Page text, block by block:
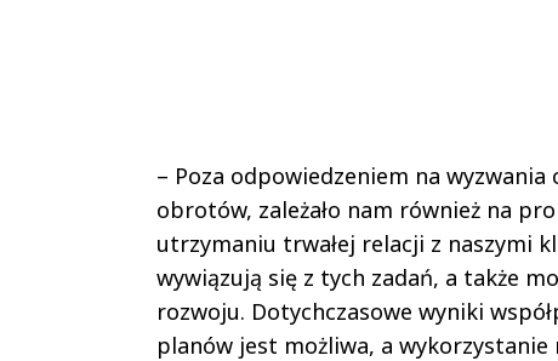
– Poza odpowiedzeniem na
obrotów, zależało nam również na
utrzymaniu trwałej relacji z naszymi
wywiązują się z tych zadań, a także
rozwoju. Dotychczasowe wyniki
planów jest możliwa, a